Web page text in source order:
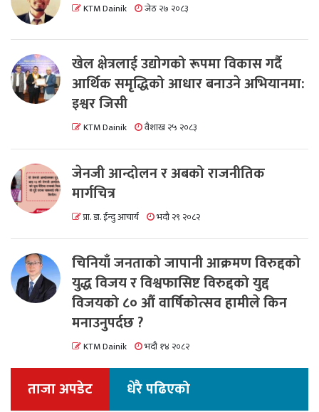
KTM Dainik जेठ २७ २०८३
खेल क्षेत्रलाई उद्योगको रूपमा विकास गर्दै
आर्थिक समृद्धिको आधार बनाउने अभियानमा:
इश्वर जिसी
KTM Dainik वैशाख २५ २०८३
जेनजी आन्दोलन र अबको राजनीतिक
मार्गचित्र
प्रा. डा. ईन्दु आचार्य भदौ २९ २०८२
चिनियाँ जनताको जापानी आक्रमण विरुद्दको
युद्ध विजय र विश्वफासिष्ट विरुद्दको युद्द
विजयको ८० औं वार्षिकोत्सव हामीले किन
मनाउनुपर्दछ ?
KTM Dainik भदौ १४ २०८२
ताजा अपडेट धेरै पढिएको